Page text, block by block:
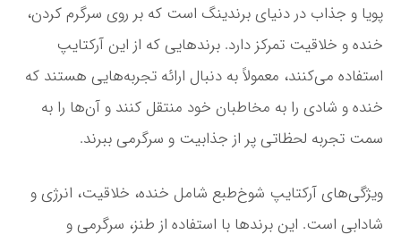
پویا و جذاب در دنیای برندینگ است که بر روی سرگرم کردن،
خنده و خلاقیت تمرکز دارد. برندهایی که از این آرکتایپ
استفاده می‌کنند، معمولاً به دنبال ارائه تجربه‌هایی هستند که
خنده و شادی را به مخاطبان خود منتقل کنند و آن‌ها را به
سمت تجربه لحظاتی پر از جذابیت و سرگرمی ببرند.
ویژگی‌های آرکتایپ شوخ‌طبع شامل خنده، خلاقیت، انرژی و
شادابی است. این برندها با استفاده از طنز، سرگرمی و